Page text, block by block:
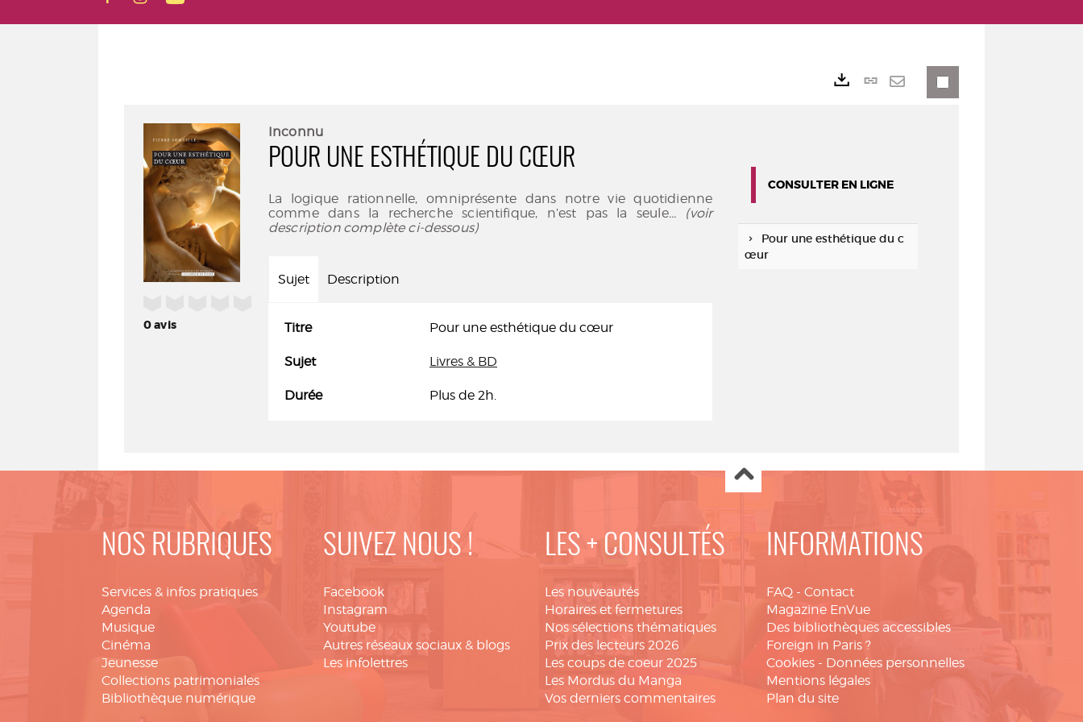
0avis
Inconnu
POUR UNE ESTHÉTIQUE DU CŒUR
La logique rationnelle, omniprésente dans notre vie quotidienne
comme dans la recherche scientifique, n’est pas la seule... (voir
description complète ci-dessous)
Sujet Description
Titre Pour une esthétique du cœur
Sujet Livres & BD
Durée Plus de 2h.
Lien
CONSULTER EN LIGNE
Pour une esthétique du c
œur
NOS RUBRIQUES
Services & infos pratiques
Agenda
Musique
Cinéma
Jeunesse
Collections patrimoniales
Bibliothèque numérique
SUIVEZ NOUS !
Facebook
Instagram
Youtube
Autres réseaux sociaux & blogs
Les infolettres
LES + CONSULTÉS
Les nouveautés
Horaires et fermetures
Nos sélections thématiques
Prix des lecteurs 2026
Les coups de coeur 2025
Les Mordus du Manga
Vos derniers commentaires
INFORMATIONS
FAQ - Contact
Magazine EnVue
Des bibliothèques accessibles
Foreign in Paris ?
Cookies - Données personnelles
Mentions légales
Plan du site